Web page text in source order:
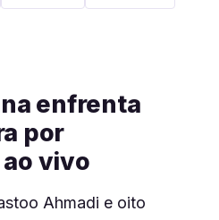
enfrenta
por
vivo
Ahmadi e oito